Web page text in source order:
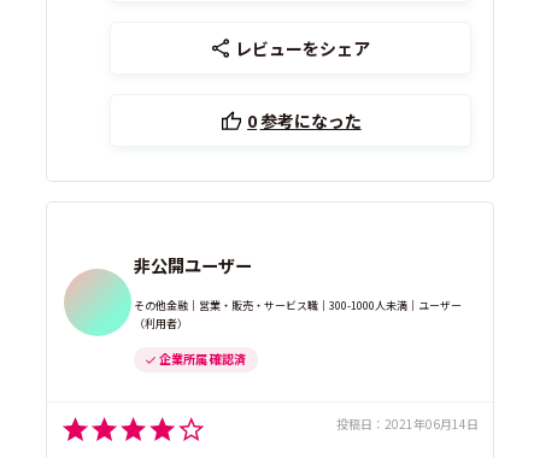
レビューをシェア
0参考になった
非公開ユーザー
その他金融｜営業・販売・サービス職｜300-1000人未満｜ユーザー
（利用者）
企業所属 確認済
投稿日： 2021年06月14日